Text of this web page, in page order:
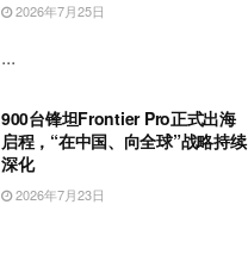
2026年7月25日
...
900台锋坦Frontier Pro正式出海
启程，“在中国、向全球”战略持续
深化
2026年7月23日